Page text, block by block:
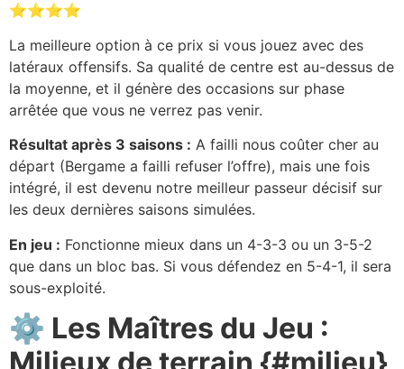
⭐⭐⭐⭐
La meilleure option à ce prix si vous jouez avec des
latéraux offensifs. Sa qualité de centre est au-dessus de
la moyenne, et il génère des occasions sur phase
arrêtée que vous ne verrez pas venir.
Résultat après 3 saisons : A failli nous coûter cher au
départ (Bergame a failli refuser l’offre), mais une fois
intégré, il est devenu notre meilleur passeur décisif sur
les deux dernières saisons simulées.
En jeu : Fonctionne mieux dans un 4-3-3 ou un 3-5-2
que dans un bloc bas. Si vous défendez en 5-4-1, il sera
sous-exploité.
⚙️ Les Maîtres du Jeu :